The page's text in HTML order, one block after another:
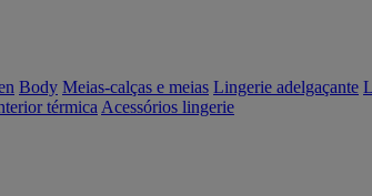
Body Meias-calças e meias Lingerie adelgaçante
térmica Acessórios lingerie